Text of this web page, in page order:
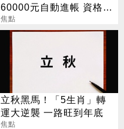
60000元自動進帳 資格一
次看
焦點
立秋黑馬！「5生肖」轉
運大逆襲 一路旺到年底
焦點